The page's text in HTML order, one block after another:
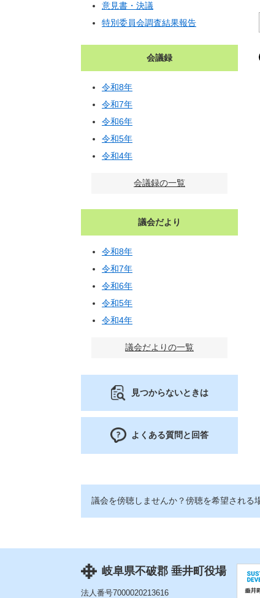
意見書・決議
特別委員会調査結果報告
会議録
令和8年
令和7年
令和6年
令和5年
令和4年
会議録の一覧
議会だより
令和8年
令和7年
令和6年
令和5年
令和4年
議会だよりの一覧
見つからないときは
よくある質問と回答
議会を傍聴しませんか？傍聴を希望される
岐阜県不破郡 垂井町役場
法人番号7000020213616